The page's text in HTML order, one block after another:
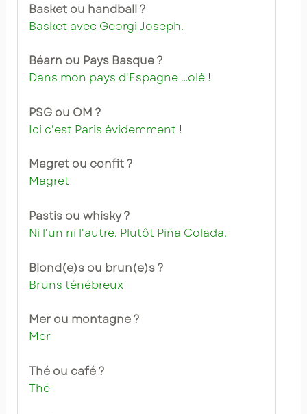
Basket ou handball ?
Basket avec Georgi Joseph.
Béarn ou Pays Basque ?
Dans mon pays d'Espagne …olé !
PSG ou OM ?
Ici c'est Paris évidemment !
Magret ou confit ?
Magret
Pastis ou whisky ?
Ni l'un ni l'autre. Plutôt Piña Colada.
Blond(e)s ou brun(e)s ?
Bruns ténébreux
Mer ou montagne ?
Mer
Thé ou café ?
Thé